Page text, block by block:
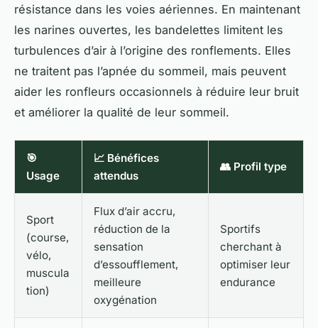
résistance dans les voies aériennes. En maintenant
les narines ouvertes, les bandelettes limitent les
turbulences d’air à l’origine des ronflements. Elles
ne traitent pas l’apnée du sommeil, mais peuvent
aider les ronfleurs occasionnels à réduire leur bruit
et améliorer la qualité de leur sommeil.
🎯
Usage
📈 Bénéfices
attendus
👥 Profil type
Sport
(course,
vélo,
muscula
tion)
Flux d’air accru,
réduction de la
sensation
d’essoufflement,
meilleure
oxygénation
Sportifs
cherchant à
optimiser leur
endurance